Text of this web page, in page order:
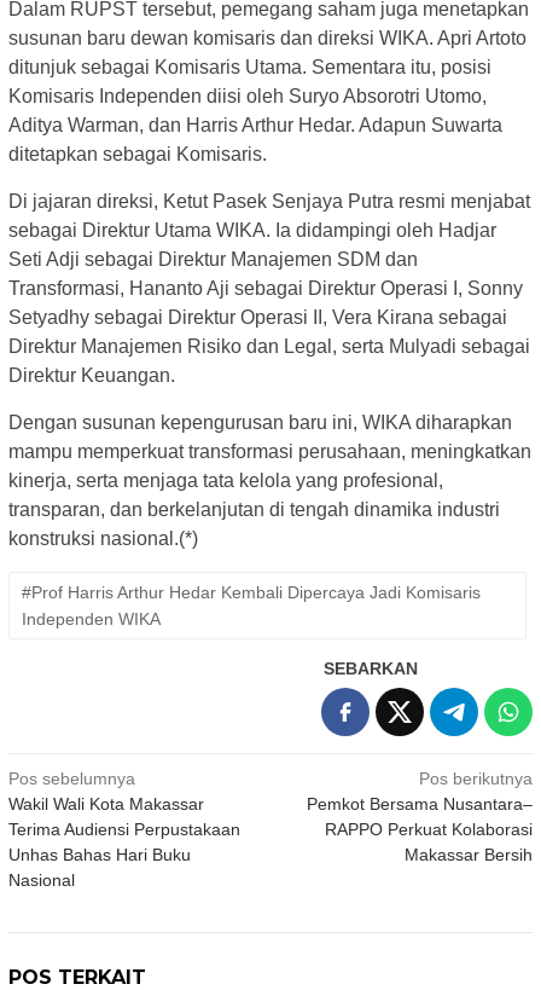
Dalam RUPST tersebut, pemegang saham juga menetapkan
susunan baru dewan komisaris dan direksi WIKA. Apri Artoto
ditunjuk sebagai Komisaris Utama. Sementara itu, posisi
Komisaris Independen diisi oleh Suryo Absorotri Utomo,
Aditya Warman, dan Harris Arthur Hedar. Adapun Suwarta
ditetapkan sebagai Komisaris.
Di jajaran direksi, Ketut Pasek Senjaya Putra resmi menjabat
sebagai Direktur Utama WIKA. Ia didampingi oleh Hadjar
Seti Adji sebagai Direktur Manajemen SDM dan
Transformasi, Hananto Aji sebagai Direktur Operasi I, Sonny
Setyadhy sebagai Direktur Operasi II, Vera Kirana sebagai
Direktur Manajemen Risiko dan Legal, serta Mulyadi sebagai
Direktur Keuangan.
Dengan susunan kepengurusan baru ini, WIKA diharapkan
mampu memperkuat transformasi perusahaan, meningkatkan
kinerja, serta menjaga tata kelola yang profesional,
transparan, dan berkelanjutan di tengah dinamika industri
konstruksi nasional.(*)
#Prof Harris Arthur Hedar Kembali Dipercaya Jadi Komisaris
Independen WIKA
SEBARKAN
Navigasi
pos
Pos sebelumnya
Wakil Wali Kota Makassar
Terima Audiensi Perpustakaan
Unhas Bahas Hari Buku
Nasional
Pos berikutnya
Pemkot Bersama Nusantara–
RAPPO Perkuat Kolaborasi
Makassar Bersih
POS TERKAIT